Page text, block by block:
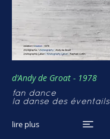
d'Andy de Groat - 1978
fan dance
la danse des éventails
lire plus